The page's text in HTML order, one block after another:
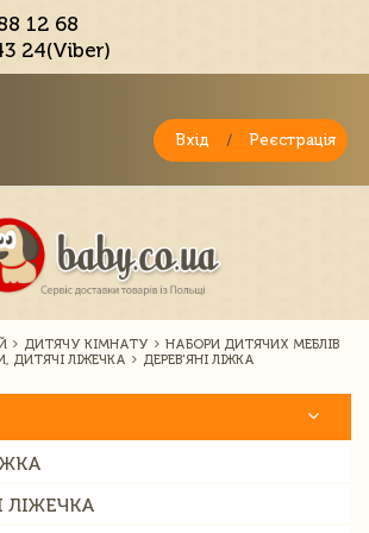
12 68
24(Viber)
Вхід / Реєстрація
ДИТЯЧУ КІМНАТУ
НАБОРИ ДИТЯЧИХ МЕБЛІВ
ДИТЯЧІ ЛІЖЕЧКА
ДЕРЕВ'ЯНІ ЛІЖКА